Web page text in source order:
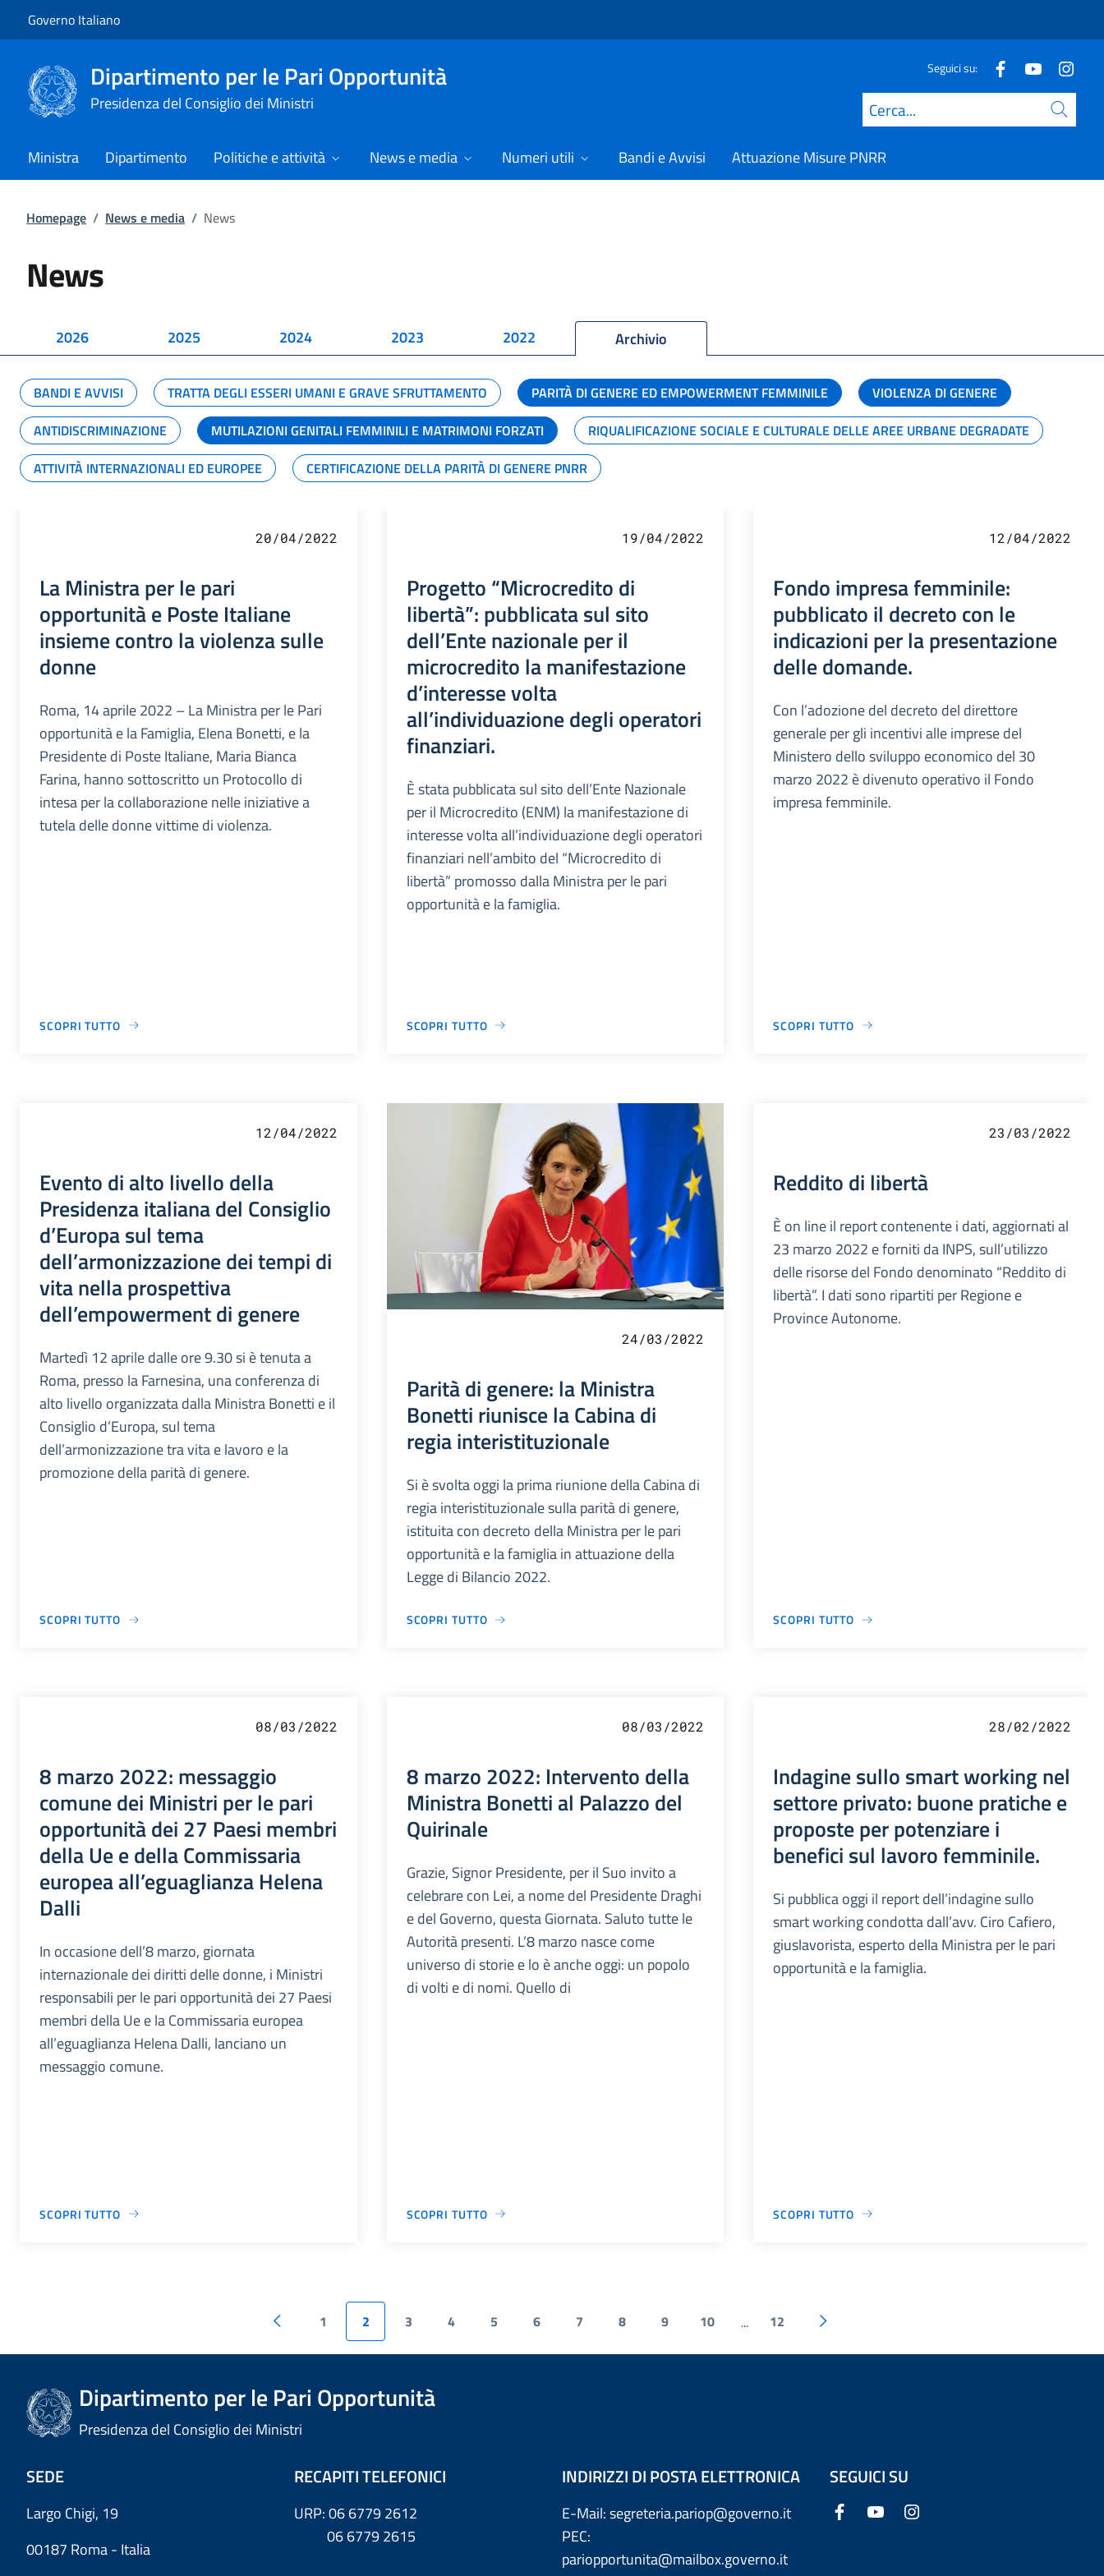
Governo Italiano
Dipartimento per le Pari Opportunità
Presidenza del Consiglio dei Ministri
Seguici su:
Cerca
Ministra Dipartimento Politiche e attività News e media Numeri utili Bandi e Avvisi Attuazione Misure PNRR
Homepage / News e media / News
News
2026 2025 2024 2023 2022 Archivio
BANDI E AVVISI TRATTA DEGLI ESSERI UMANI E GRAVE SFRUTTAMENTO PARITÀ DI GENERE ED EMPOWERMENT FEMMINILE
VIOLENZA DI GENERE
ANTIDISCRIMINAZIONE
MUTILAZIONI GENITALI FEMMINILI E MATRIMONI FORZATI
RIQUALIFICAZIONE SOCIALE E CULTURALE DELLE AREE URBANE DEGRADATE
ATTIVITÀ INTERNAZIONALI ED EUROPEE
CERTIFICAZIONE DELLA PARITÀ DI GENERE PNRR
20/04/2022
La Ministra per le pari
opportunità e Poste Italiane
insieme contro la violenza sulle
donne
Roma, 14 aprile 2022 – La Ministra per le Pari
opportunità e la Famiglia, Elena Bonetti, e la
Presidente di Poste Italiane, Maria Bianca
Farina, hanno sottoscritto un Protocollo di
intesa per la collaborazione nelle iniziative a
tutela delle donne vittime di violenza.
SCOPRI TUTTO
19/04/2022
Progetto “Microcredito di
libertà”: pubblicata sul sito
dell’Ente nazionale per il
microcredito la manifestazione
d’interesse volta
all’individuazione degli operatori
finanziari.
È stata pubblicata sul sito dell’Ente Nazionale
per il Microcredito (ENM) la manifestazione di
interesse volta all’individuazione degli operatori
finanziari nell’ambito del “Microcredito di
libertà” promosso dalla Ministra per le pari
opportunità e la famiglia.
SCOPRI TUTTO
12/04/2022
Fondo impresa femminile:
pubblicato il decreto con le
indicazioni per la presentazione
delle domande.
Con l’adozione del decreto del direttore
generale per gli incentivi alle imprese del
Ministero dello sviluppo economico del 30
marzo 2022 è divenuto operativo il Fondo
impresa femminile.
SCOPRI TUTTO
12/04/2022
Evento di alto livello della
Presidenza italiana del Consiglio
d’Europa sul tema
dell’armonizzazione dei tempi di
vita nella prospettiva
dell’empowerment di genere
Martedì 12 aprile dalle ore 9.30 si è tenuta a
Roma, presso la Farnesina, una conferenza di
alto livello organizzata dalla Ministra Bonetti e il
Consiglio d’Europa, sul tema
dell’armonizzazione tra vita e lavoro e la
promozione della parità di genere.
SCOPRI TUTTO
24/03/2022
Parità di genere: la Ministra
Bonetti riunisce la Cabina di
regia interistituzionale
Si è svolta oggi la prima riunione della Cabina di
regia interistituzionale sulla parità di genere,
istituita con decreto della Ministra per le pari
opportunità e la famiglia in attuazione della
Legge di Bilancio 2022.
SCOPRI TUTTO
23/03/2022
Reddito di libertà
È on line il report contenente i dati, aggiornati al
23 marzo 2022 e forniti da INPS, sull’utilizzo
delle risorse del Fondo denominato “Reddito di
libertà”. I dati sono ripartiti per Regione e
Province Autonome.
SCOPRI TUTTO
08/03/2022
8 marzo 2022: messaggio
comune dei Ministri per le pari
opportunità dei 27 Paesi membri
della Ue e della Commissaria
europea all’eguaglianza Helena
Dalli
In occasione dell’8 marzo, giornata
internazionale dei diritti delle donne, i Ministri
responsabili per le pari opportunità dei 27 Paesi
membri della Ue e la Commissaria europea
all’eguaglianza Helena Dalli, lanciano un
messaggio comune.
SCOPRI TUTTO
08/03/2022
8 marzo 2022: Intervento della
Ministra Bonetti al Palazzo del
Quirinale
Grazie, Signor Presidente, per il Suo invito a
celebrare con Lei, a nome del Presidente Draghi
e del Governo, questa Giornata. Saluto tutte le
Autorità presenti. L’8 marzo nasce come
universo di storie e lo è anche oggi: un popolo
di volti e di nomi. Quello di
SCOPRI TUTTO
28/02/2022
Indagine sullo smart working nel
settore privato: buone pratiche e
proposte per potenziare i
benefici sul lavoro femminile.
Si pubblica oggi il report dell’indagine sullo
smart working condotta dall’avv. Ciro Cafiero,
giuslavorista, esperto della Ministra per le pari
opportunità e la famiglia.
SCOPRI TUTTO
1 2 3 4 5 6 7 8 9 10 ... 12
Dipartimento per le Pari Opportunità
Presidenza del Consiglio dei Ministri
SEDE
Largo Chigi, 19
00187 Roma - Italia
RECAPITI TELEFONICI
URP: 06 6779 2612
06 6779 2615
INDIRIZZI DI POSTA ELETTRONICA
E-Mail: segreteria.pariop@governo.it
PEC:
pariopportunita@mailbox.governo.it
SEGUICI SU